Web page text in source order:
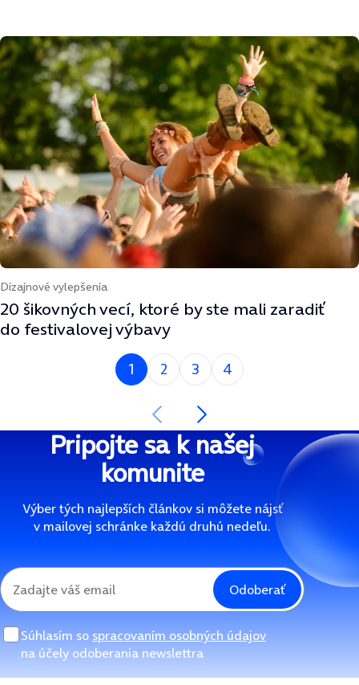
Dizajnové vylepšenia
20 šikovných vecí, ktoré by ste mali zaradiť
do festivalovej výbavy
Predchádzajúca strana
Si na strane
1 2 3 4
Nasledujúca strana
Pripojte sa k našej
komunite
Výber tých najlepších článkov si môžete nájsť
v mailovej schránke každú druhú nedeľu.
Odoberať
Súhlasím so spracovaním osobných údajov
na účely odoberania newslettra